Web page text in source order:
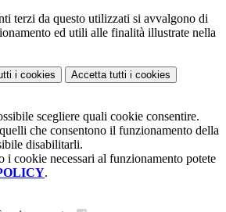
terzi da questo utilizzati si avvalgono di
ed utili alle finalità illustrate nella
i cookies Accetta tutti i cookies
scegliere quali cookie consentire.
che consentono il funzionamento della
disabilitarli.
i cookie necessari al funzionamento potete
.